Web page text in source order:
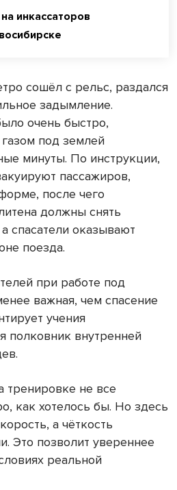
инкассаторов
сошёл с рельс, раздался
задымление.
очень быстро,
под землей
минуты. По инструкции,
пассажиров,
после чего
должны снять
спасатели оказывают
поезда.
при работе под
важная, чем спасение
учения
полковник внутренней
тренировке не все
как хотелось бы. Но здесь
а чёткость
Это позволит увереннее
реальной